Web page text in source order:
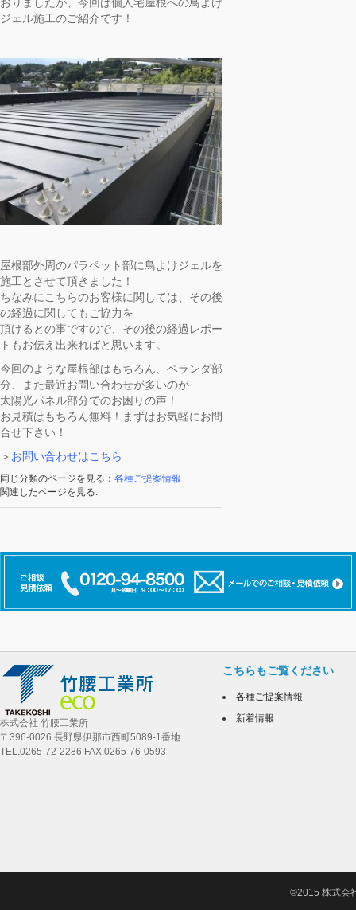
ジェル施工のご紹介です！
屋根部外周のパラペット部に鳥よけジェルを
施工とさせて頂きました！
ちなみにこちらのお客様に関しては、その後
の経過に関してもご協力を
頂けるとの事ですので、その後の経過レポー
トもお伝え出来ればと思います。
今回のような屋根部はもちろん、ベランダ部
分、また最近お問い合わせが多いのが
太陽光パネル部分でのお困りの声！
お見積はもちろん無料！まずはお気軽にお問
合せ下さい！
＞ お問い合わせはこちら
同じ分類のページを見る： 各種ご提案情報
関連したページを見る:
株式会社 竹腰工業所
〒396-0026 長野県伊那市西町5089-1番地
TEL.0265-72-2286 FAX.0265-76-0593
こちらもご覧ください
各種ご提案情報
新着情報
©2015 株式会